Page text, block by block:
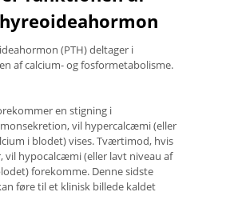
(PTH) deltager i
af ​​calcium- og fosformetabolisme.
en stigning i
vil hypercalcæmi (eller
i blodet) vises. Tværtimod, hvis
vil hypocalcæmi (eller lavt niveau af
forekomme. Denne sidste
føre til et klinisk billede kaldet